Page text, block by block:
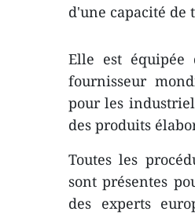
d'une capacité de
Elle est équipée
fournisseur
pour les
des produits
Toutes les
sont présentes
des experts